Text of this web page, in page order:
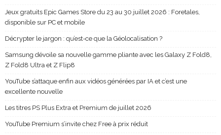
Jeux gratuits Epic Games Store du 23 au 30 juillet 2026 : Foretales,
disponible sur PC et mobile
Décrypter le jargon : qu’est-ce que la Géolocalisation ?
Samsung dévoile sa nouvelle gamme pliante avec les Galaxy Z Fold8,
Z Fold8 Ultra et Z Flip8
YouTube s’attaque enfin aux vidéos générées par IA et c’est une
excellente nouvelle
Les titres PS Plus Extra et Premium de juillet 2026
YouTube Premium s’invite chez Free à prix réduit